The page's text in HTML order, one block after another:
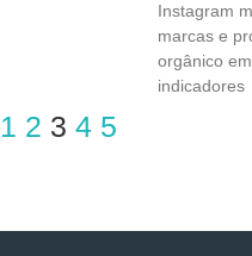
Instagram
marcas e
orgânico
indicadores
1 2 3 4 5